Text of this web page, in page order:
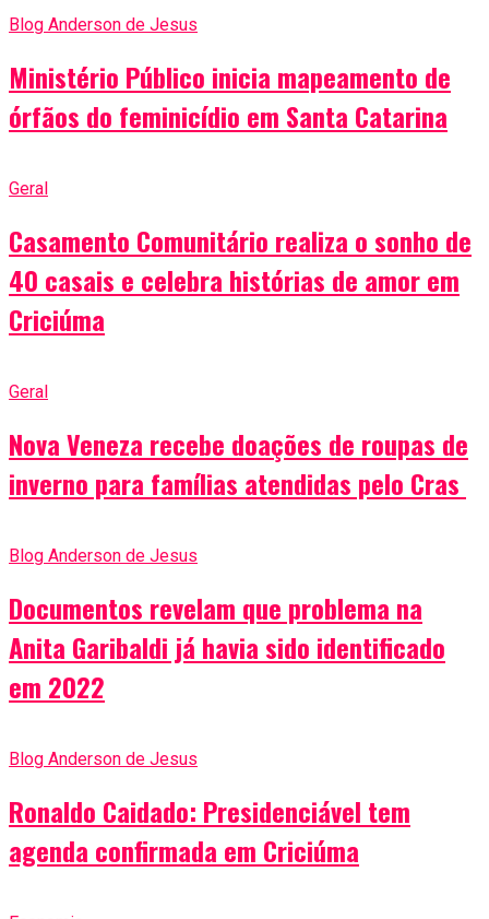
Blog Anderson de Jesus
Ministério Público inicia mapeamento de
órfãos do feminicídio em Santa Catarina
Geral
Casamento Comunitário realiza o sonho de
40 casais e celebra histórias de amor em
Criciúma
Geral
Nova Veneza recebe doações de roupas de
inverno para famílias atendidas pelo Cras
Blog Anderson de Jesus
Documentos revelam que problema na
Anita Garibaldi já havia sido identificado
em 2022
Blog Anderson de Jesus
Ronaldo Caidado: Presidenciável tem
agenda confirmada em Criciúma